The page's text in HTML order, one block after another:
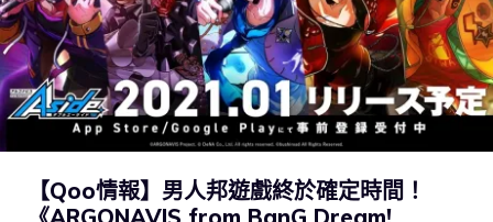
【Qoo情報】男人邦遊戲終於確定時間！